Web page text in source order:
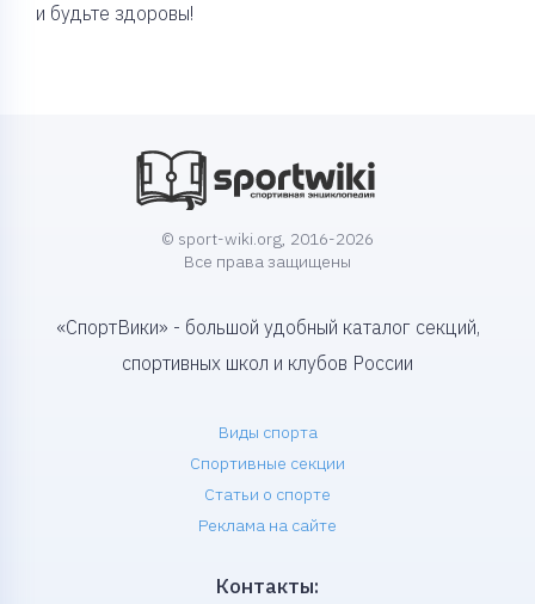
и будьте здоровы!
© sport-wiki.org, 2016-2026
Все права защищены
«СпортВики» - большой удобный каталог секций,
спортивных школ и клубов России
Виды спорта
Спортивные секции
Статьи о спорте
Реклама на сайте
Контакты: